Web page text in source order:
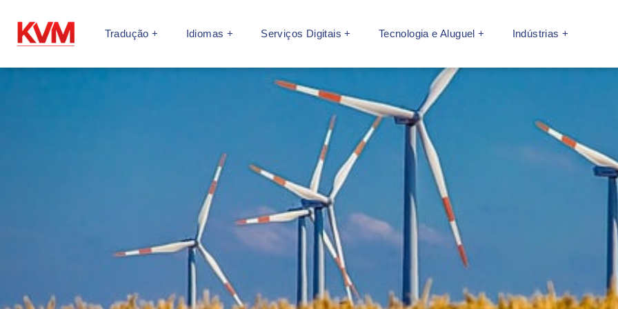
Tradução + Idiomas + Serviços Digitais + Tecnologia e Aluguel + Indústrias +